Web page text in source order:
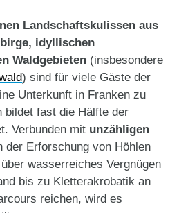
Landschaftskulissen aus
idyllischen
Waldgebieten (insbesondere
) sind für viele Gäste der
Unterkunft in Franken zu
bildet fast die Hälfte der
Verbunden mit unzähligen
der Erforschung von Höhlen
wasserreiches Vergnügen
bis zu Kletterakrobatik an
reichen, wird es